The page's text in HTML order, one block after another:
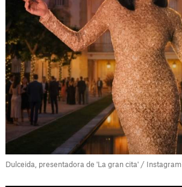
Dulceida, presentadora de 'La gran cita' / Instagram